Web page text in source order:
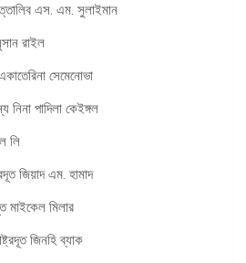
এস. এম. সুলাইমান
রাইল
সেমেনোভা
নিনা পাদিলা কেইঙ্গল
লি
জিয়াদ এম. হামাদ
মাইকেল মিলার
জিনহি ব্যাক